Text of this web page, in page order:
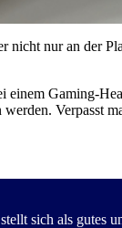
nur an der
einem Gaming-
werden. Verpasst
sich als gutes